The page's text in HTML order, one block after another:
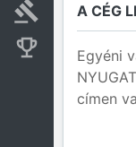
Bírósági
Konkurens
A CÉG
Egyéni
címen